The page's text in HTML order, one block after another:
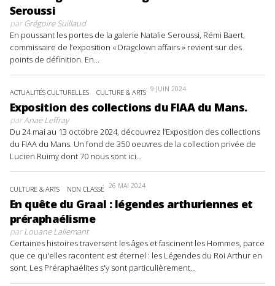
Seroussi
parGrégoire Suillaud
En poussant les portes de la galerie Natalie Seroussi, Rémi Baert,
commissaire de l’exposition « Dragclown affairs » revient sur des
points de définition. En...
ACTUALITÉS CULTURELLES CULTURE & ARTS 9 JUIN 2024
Exposition des collections du FIAA du Mans.
parAnaë Leffray
Du 24 mai au 13 octobre 2024, découvrez l’Exposition des collections
du FIAA du Mans. Un fond de 350 oeuvres de la collection privée de
Lucien Ruimy dont 70 nous sont ici...
CULTURE & ARTS NON CLASSÉ 26 MAI 2024
En quête du Graal : légendes arthuriennes et
préraphaélisme
parLouane Lallemant
Certaines histoires traversent les âges et fascinent les Hommes, parce
que ce qu'elles racontent est éternel : les Légendes du Roi Arthur en
sont. Les Préraphaélites s'y sont particulièrement...